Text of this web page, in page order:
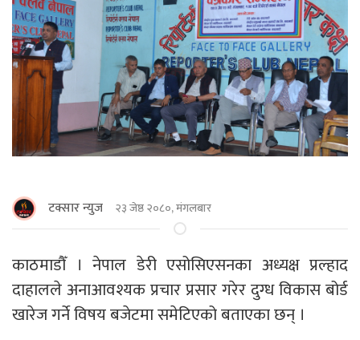
टक्सार न्युज २३ जेष्ठ २०८०, मंगलबार
काठमाडौँ । नेपाल डेरी एसोसिएसनका अध्यक्ष प्रल्हाद
दाहालले अनाआवश्यक प्रचार प्रसार गरेर दुग्ध विकास बोर्ड
खारेज गर्ने विषय बजेटमा समेटिएको बताएका छन् ।